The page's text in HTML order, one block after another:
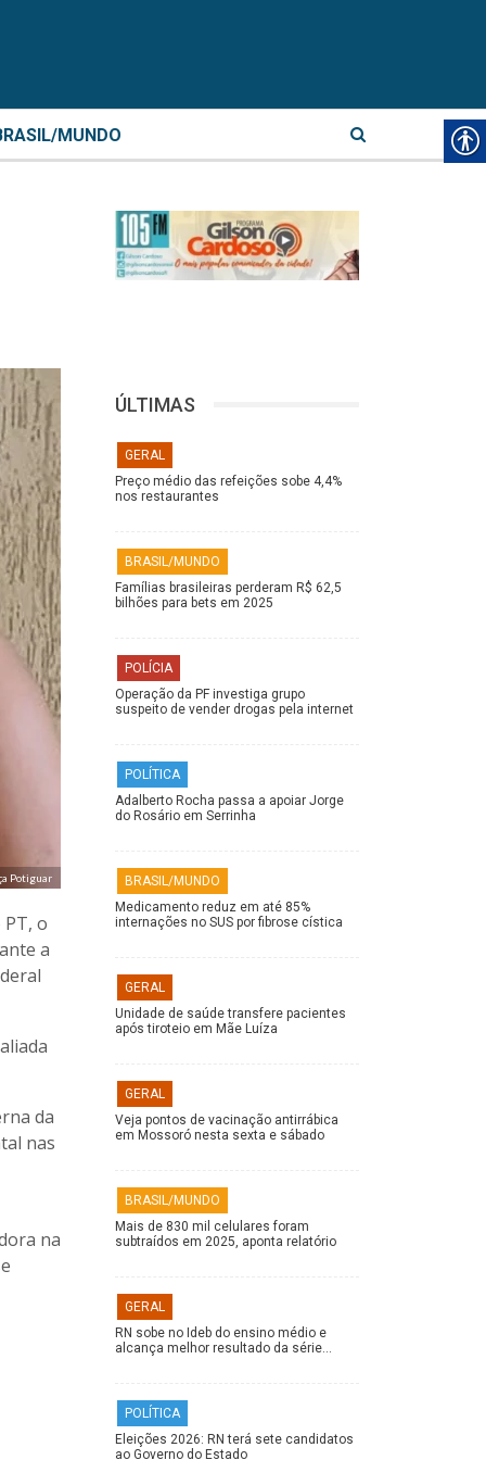
MUNDO
Potiguar
o
a
da
nas
na
ÚLTIMAS
GERAL
Preço médio das refeições sobe 4,4%
nos restaurantes
BRASIL/MUNDO
Famílias brasileiras perderam R$ 62,5
bilhões para bets em 2025
POLÍCIA
Operação da PF investiga grupo
suspeito de vender drogas pela internet
POLÍTICA
Adalberto Rocha passa a apoiar Jorge
do Rosário em Serrinha
BRASIL/MUNDO
Medicamento reduz em até 85%
internações no SUS por fibrose cística
GERAL
Unidade de saúde transfere pacientes
após tiroteio em Mãe Luíza
GERAL
Veja pontos de vacinação antirrábica
em Mossoró nesta sexta e sábado
BRASIL/MUNDO
Mais de 830 mil celulares foram
subtraídos em 2025, aponta relatório
GERAL
RN sobe no Ideb do ensino médio e
alcança melhor resultado da série…
POLÍTICA
Eleições 2026: RN terá sete candidatos
ao Governo do Estado